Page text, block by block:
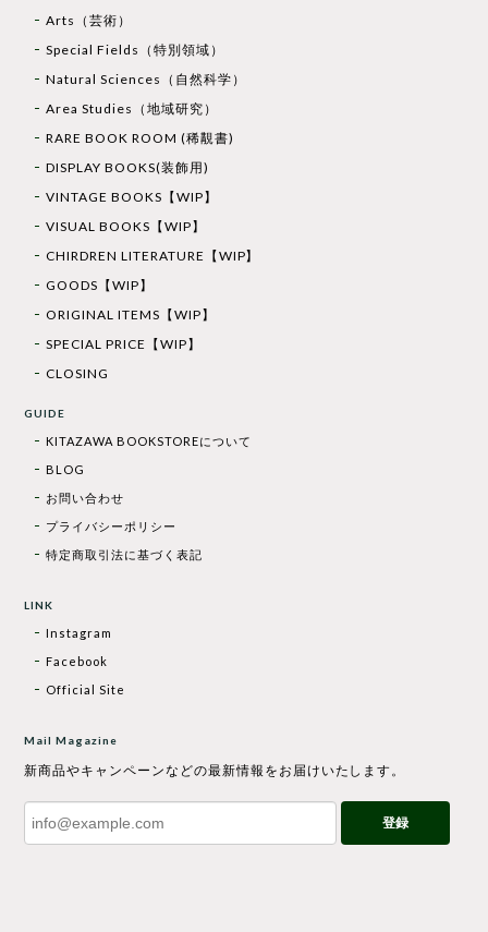
Arts（芸術）
Special Fields（特別領域）
Natural Sciences（自然科学）
Area Studies（地域研究）
RARE BOOK ROOM (稀覯書)
DISPLAY BOOKS(装飾用)
VINTAGE BOOKS【WIP】
VISUAL BOOKS【WIP】
CHIRDREN LITERATURE【WIP】
GOODS【WIP】
ORIGINAL ITEMS【WIP】
SPECIAL PRICE【WIP】
CLOSING
GUIDE
KITAZAWA BOOKSTOREについて
BLOG
お問い合わせ
プライバシーポリシー
特定商取引法に基づく表記
LINK
Instagram
Facebook
Official Site
Mail Magazine
新商品やキャンペーンなどの最新情報をお届けいたします。
登録